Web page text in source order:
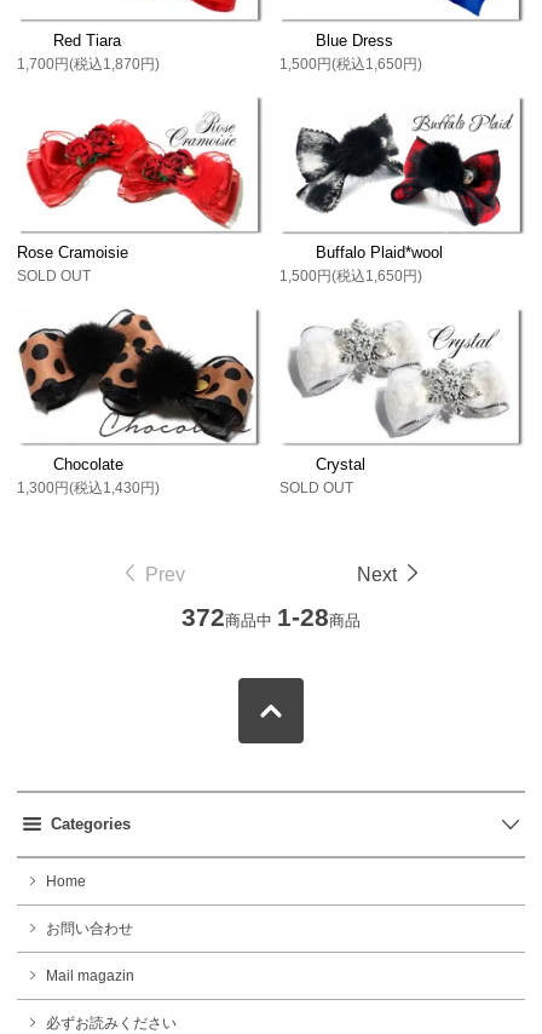
Red Tiara
1,700円(税込1,870円)
Blue Dress
1,500円(税込1,650円)
Rose Cramoisie
SOLD OUT
Buffalo Plaid*wool
1,500円(税込1,650円)
Chocolate
1,300円(税込1,430円)
Crystal
SOLD OUT
Prev Next
372商品中 1-28商品
Categories
Home
お問い合わせ
Mail magazin
必ずお読みください